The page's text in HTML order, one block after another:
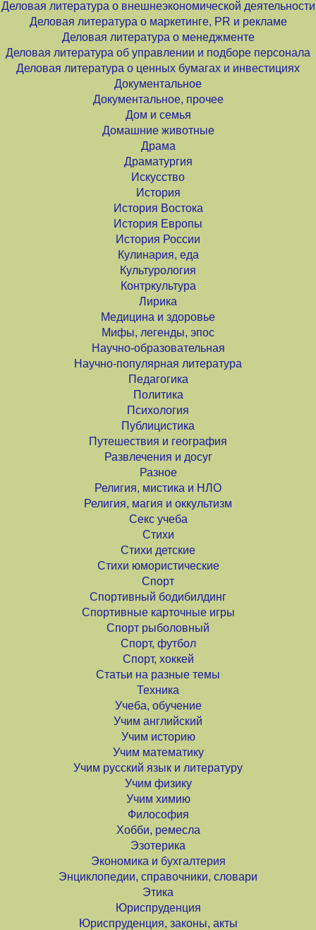
Деловая литература о внешнеэкономической деятельности
Деловая литература о маркетинге, PR и рекламе
Деловая литература о менеджменте
Деловая литература об управлении и подборе персонала
Деловая литература о ценных бумагах и инвестициях
Документальное
Документальное, прочее
Дом и семья
Домашние животные
Драма
Драматургия
Искусство
История
История Востока
История Европы
История России
Кулинария, еда
Культурология
Контркультура
Лирика
Медицина и здоровье
Мифы, легенды, эпос
Научно-образовательная
Научно-популярная литература
Педагогика
Политика
Психология
Публицистика
Путешествия и география
Развлечения и досуг
Разное
Религия, мистика и НЛО
Религия, магия и оккультизм
Секс учеба
Стихи
Стихи детские
Стихи юмористические
Спорт
Спортивный бодибилдинг
Спортивные карточные игры
Спорт рыболовный
Спорт, футбол
Спорт, хоккей
Статьи на разные темы
Техника
Учеба, обучение
Учим английский
Учим историю
Учим математику
Учим русский язык и литературу
Учим физику
Учим химию
Философия
Хобби, ремесла
Эзотерика
Экономика и бухгалтерия
Энциклопедии, справочники, словари
Этика
Юриспруденция
Юриспруденция, законы, акты